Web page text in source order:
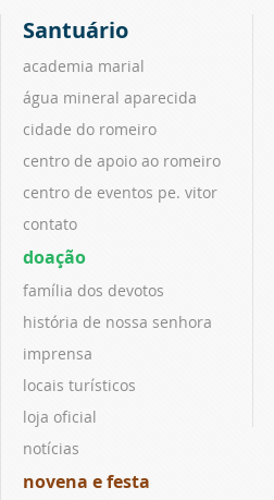
Santuário
academia marial
água mineral aparecida
cidade do romeiro
centro de apoio ao romeiro
centro de eventos pe. vitor
contato
doação
família dos devotos
história de nossa senhora
imprensa
locais turísticos
loja oficial
notícias
novena e festa